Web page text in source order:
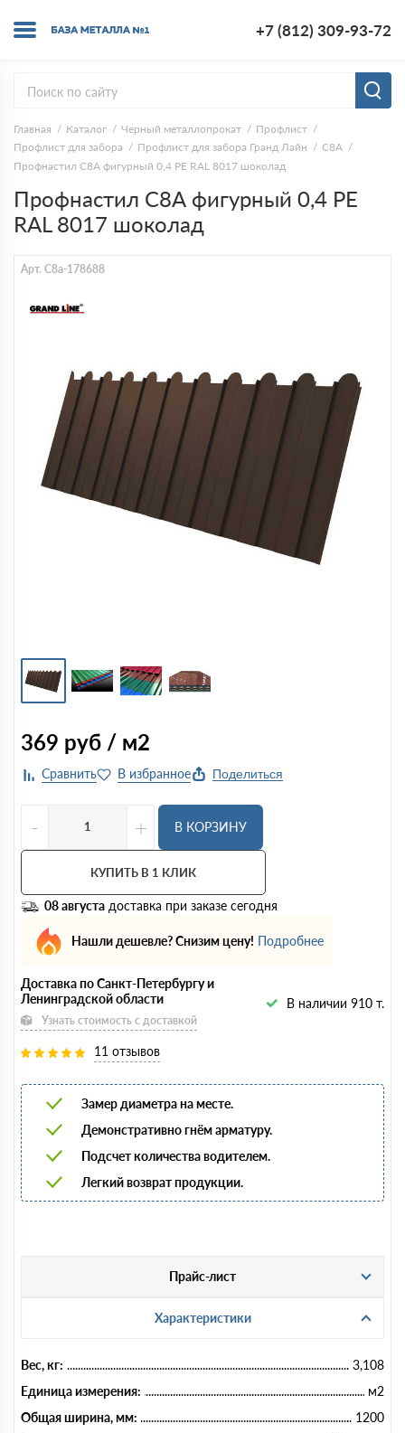
+7 (812) 309-93-72
Главная Каталог Черный металлопрокат
Профлист
Профлист для забора
Профлист для забора Гранд Лайн
C8A
Профнастил С8А фигурный 0,4 PE RAL 8017 шоколад
Профнастил С8А фигурный 0,4 PE
RAL 8017 шоколад
Арт. C8a-178688
369 руб / м2
Поделиться
- + В КОРЗИНУ
КУПИТЬ В 1 КЛИК
08 августа доставка при заказе сегодня
Нашли дешевле? Снизим цену! Подробнее
Доставка по Санкт-Петербургу и
Ленинградской области
Узнать стоимость с доставкой
В наличии 910 т.
11 отзывов
Замер диаметра на месте.
Демонстративно гнём арматуру.
Подсчет количества водителем.
Легкий возврат продукции.
Прайс-лист
Характеристики
Вес, кг:
3,108
Единица измерения:
м2
Общая ширина, мм:
1200